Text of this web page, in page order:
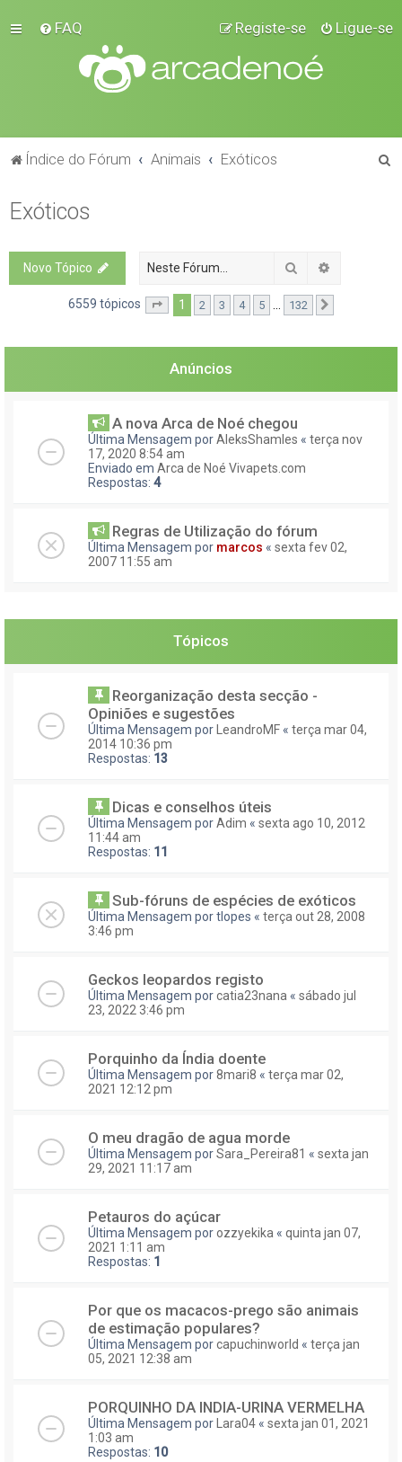
FAQ Ligue-se
Registe-se
Índice do Fórum Animais Exóticos
Exóticos
Novo Tópico Pesquisar
6559 tópicos Página1 de 132
1 2 3 4 5 132
Anúncios
A nova Arca de Noé chegou
Última Mensagem porAleksShamles « terça nov
17, 2020 8:54 am
Enviado em Arca de Noé Vivapets.com
Respostas: 4
Regras de Utilização do fórum
Última Mensagem por marcos « sexta fev 02,
2007 11:55 am
Tópicos
Reorganização desta secção -
Opiniões e sugestões
Última Mensagem por LeandroMF « terça mar 04,
2014 10:36 pm
Respostas: 13
Dicas e conselhos úteis
Última Mensagem porAdim « sexta ago 10, 2012
11:44 am
Respostas: 11
Sub-fóruns de espécies de exóticos
Última Mensagem portlopes « terça out 28, 2008
3:46 pm
Geckos leopardos registo
Última Mensagem porcatia23nana « sábado jul
23, 2022 3:46 pm
Porquinho da Índia doente
Última Mensagem por8mari8 « terça mar 02,
2021 12:12 pm
O meu dragão de agua morde
Última Mensagem porSara_Pereira81 « sexta jan
29, 2021 11:17 am
Petauros do açúcar
Última Mensagem porozzyekika « quinta jan 07,
2021 1:11 am
Respostas: 1
Por que os macacos-prego são animais
de estimação populares?
Última Mensagem porcapuchinworld « terça jan
05, 2021 12:38 am
PORQUINHO DA INDIA-URINA VERMELHA
Última Mensagem por Lara04 « sexta jan 01, 2021
1:03 am
Respostas: 10